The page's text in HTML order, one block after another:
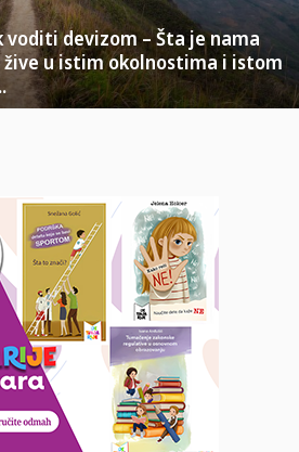
voditi devizom – Šta je nama
žive u istim okolnostima i istom